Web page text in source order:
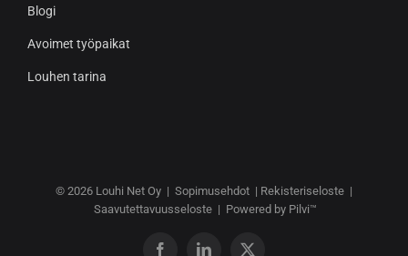
Blogi
Avoimet työpaikat
Louhen tarina
© 2026 Louhi Net Oy | Sopimusehdot | Rekisteriseloste |
Saavutettavuusseloste | Powered by Pilvi™